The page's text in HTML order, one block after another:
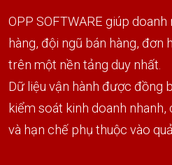
OPP SOFTWARE giúp
hàng, đội ngũ bán hàng, đơn
trên một nền tảng duy nhất.
Dữ liệu vận hành được đồng
kiểm soát kinh doanh
và hạn chế phụ thuộc vào